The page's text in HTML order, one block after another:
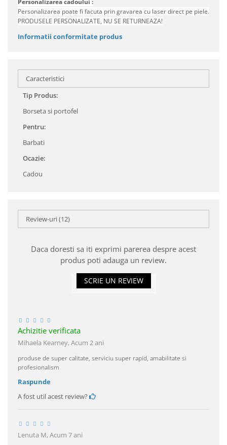
Personalizarea poate fi facuta prin gravarea cu laser direct pe piele.
PRODUSELE PERSONALIZATE, NU SE RETURNEAZA!
Informatii conformitate produs
Caracteristici
Tip Produs:
Borseta si portofel
Pentru:
Barbati
Ocazie:
Cadou
Review-uri(12)
Daca doresti sa iti exprimi parerea despre acest
produs poti adauga un review.
SCRIE UN REVIEW
Achizitie verificata
Mihaela Kearney,Acum 2 ani
produse de super calitate, serviciu super rapid, amabilitate si
profesionalism
Raspunde
A fost util acest review?
Lenuta M,Acum 7 ani